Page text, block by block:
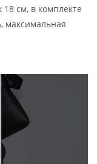
см, в комплекте
максимальная